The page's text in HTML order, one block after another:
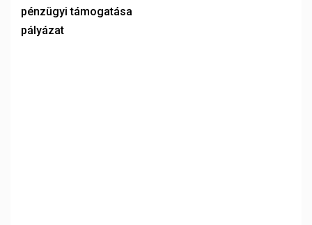
pénzügyi támogatása
pályázat